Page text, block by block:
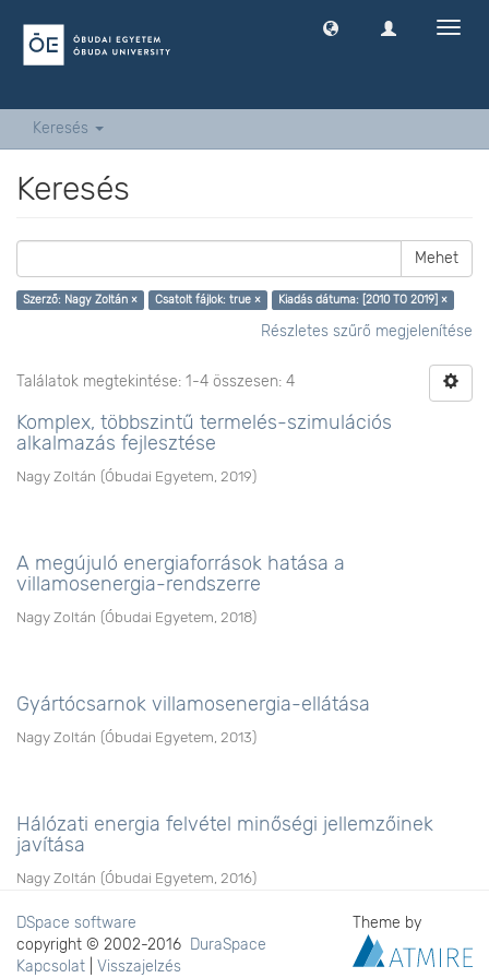
Keresés
Keresés
Mehet
Szerző: Nagy Zoltán × Csatolt fájlok: true × Kiadás dátuma: [2010 TO 2019] ×
Részletes szűrő megjelenítése
Találatok megtekintése: 1-4 összesen: 4
Komplex, többszintű termelés-szimulációs
alkalmazás fejlesztése
Nagy Zoltán (Óbudai Egyetem 2019)
A megújuló energiaforrások hatása a
villamosenergia-rendszerre
Nagy Zoltán (Óbudai Egyetem 2018)
Gyártócsarnok villamosenergia-ellátása
Nagy Zoltán (Óbudai Egyetem 2013)
Hálózati energia felvétel minőségi jellemzőinek
javítása
Nagy Zoltán (Óbudai Egyetem 2016)
DSpace software
copyright © 2002-2016 DuraSpace
Kapcsolat
Visszajelzés
Theme by